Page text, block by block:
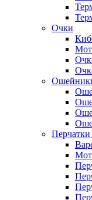
Очки